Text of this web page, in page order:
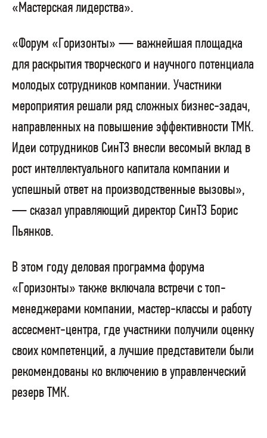
«Мастерская лидерства».
«Форум «Горизонты» — важнейшая площадка
для раскрытия творческого и научного потенциала
молодых сотрудников компании. Участники
мероприятия решали ряд сложных бизнес-задач,
направленных на повышение эффективности ТМК.
Идеи сотрудников СинТЗ внесли весомый вклад в
рост интеллектуального капитала компании и
успешный ответ на производственные вызовы»,
— сказал управляющий директор СинТЗ Борис
Пьянков.
В этом году деловая программа форума
«Горизонты» также включала встречи с топ-
менеджерами компании, мастер-классы и работу
ассесмент-центра, где участники получили оценку
своих компетенций, а лучшие представители были
рекомендованы ко включению в управленческий
резерв ТМК.